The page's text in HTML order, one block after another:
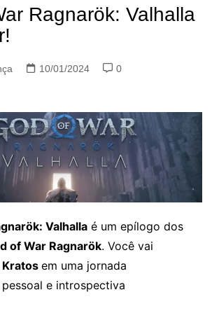
Ragnarök: Valhalla
10/01/2024
0
Valhallaé um epílogo dos
of War Ragnarök. Você vai
Kratos em uma jornada
e introspectiva